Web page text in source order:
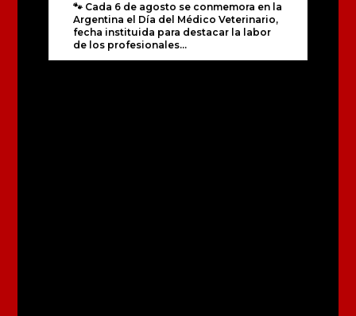
🐾 Cada 6 de agosto se conmemora en la
Argentina el Día del Médico Veterinario,
fecha instituida para destacar la labor
de los profesionales...